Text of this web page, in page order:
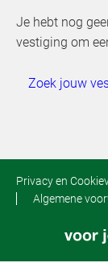
Je hebt nog
vestiging om
Zoek jouw
Privacy en
Algemene